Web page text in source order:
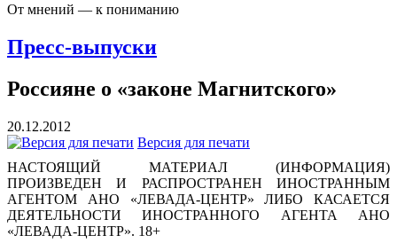
От мнений — к пониманию
Пресс-выпуски
Россияне о «законе Магнитского»
20.12.2012
Версия для печати
НАСТОЯЩИЙ МАТЕРИАЛ (ИНФОРМАЦИЯ)
ПРОИЗВЕДЕН И РАСПРОСТРАНЕН ИНОСТРАННЫМ
АГЕНТОМ АНО «ЛЕВАДА-ЦЕНТР» ЛИБО КАСАЕТСЯ
ДЕЯТЕЛЬНОСТИ ИНОСТРАННОГО АГЕНТА АНО
«ЛЕВАДА-ЦЕНТР». 18+